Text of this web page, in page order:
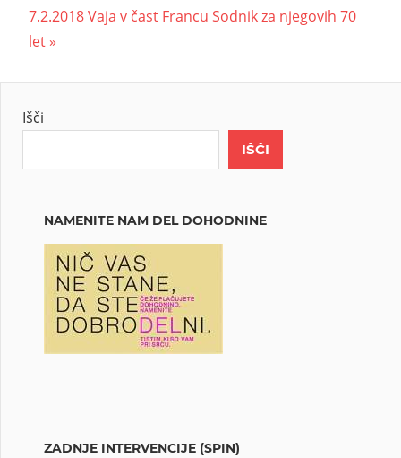
7.2.2018 Vaja v čast Francu Sodnik za njegovih 70
let
Išči
IŠČI
NAMENITE NAM DEL DOHODNINE
ZADNJE INTERVENCIJE (SPIN)